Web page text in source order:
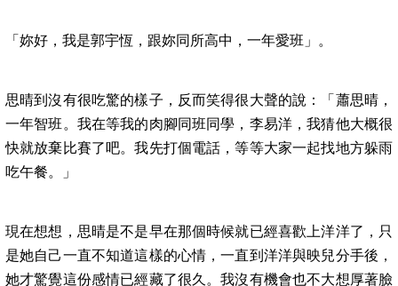
「妳好，我是郭宇恆，跟妳同所高中，一年愛班」。
思晴到沒有很吃驚的樣子，反而笑得很大聲的說：「蕭思晴，
一年智班。我在等我的肉腳同班同學，李易洋，我猜他大概很
快就放棄比賽了吧。我先打個電話，等等大家一起找地方躲雨
吃午餐。」
現在想想，思晴是不是早在那個時候就已經喜歡上洋洋了，只
是她自己一直不知道這樣的心情，一直到洋洋與映兒分手後，
她才驚覺這份感情已經藏了很久。我沒有機會也不大想厚著臉